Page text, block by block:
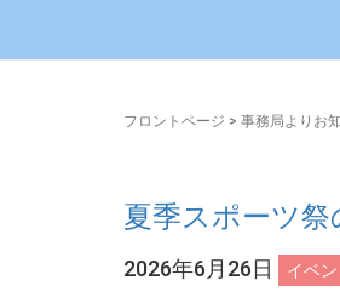
フロントページ > 事務局よりお
夏季スポーツ祭
2026年6月26日 イベン